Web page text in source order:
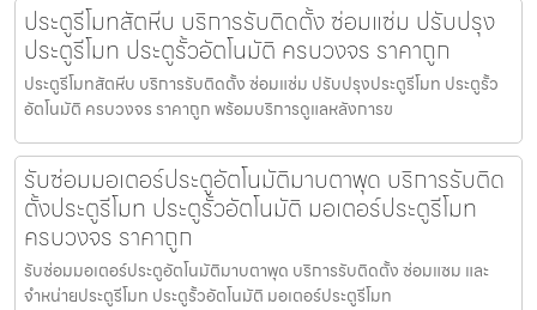
ประตูรีโมทสัตหีบ บริการรับติดตั้ง ซ่อมแซ่ม ปรับปรุง
ประตูรีโมท ประตูรั้วอัตโนมัติ ครบวงจร ราคาถูก
ประตูรีโมทสัตหีบ บริการรับติดตั้ง ซ่อมแซ่ม ปรับปรุงประตูรีโมท ประตูรั้ว
อัตโนมัติ ครบวงจร ราคาถูก พร้อมบริการดูแลหลังการข
รับซ่อมมอเตอร์ประตูอัตโนมัติมาบตาพุด บริการรับติด
ตั้งประตูรีโมท ประตูรั้วอัตโนมัติ มอเตอร์ประตูรีโมท
ครบวงจร ราคาถูก
รับซ่อมมอเตอร์ประตูอัตโนมัติมาบตาพุด บริการรับติดตั้ง ซ่อมแซม และ
จำหน่ายประตูรีโมท ประตูรั้วอัตโนมัติ มอเตอร์ประตูรีโมท